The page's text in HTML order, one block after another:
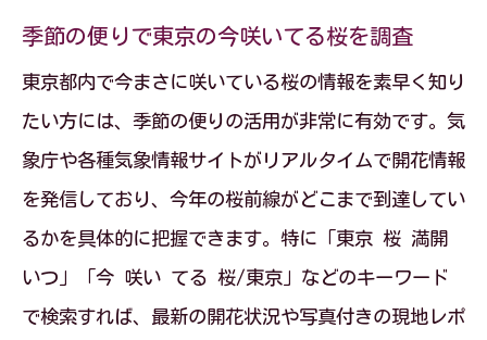
季節の便りで東京の今咲いてる桜を調査
東京都内で今まさに咲いている桜の情報を素早く知り
たい方には、季節の便りの活用が非常に有効です。気
象庁や各種気象情報サイトがリアルタイムで開花情報
を発信しており、今年の桜前線がどこまで到達してい
るかを具体的に把握できます。特に「東京 桜 満開
いつ」「今 咲い てる 桜/東京」などのキーワード
で検索すれば、最新の開花状況や写真付きの現地レポ